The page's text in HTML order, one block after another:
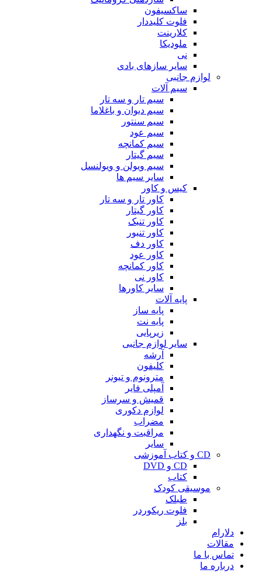
ساکسیفون
فلوت کلیددار
کلارینت
ملودیکا
نی
سایر سازهای بادی
لوازم جانبی
سیم آلات
سیم تار و سه تار
سیم دیوان و باغلاما
سیم سنتور
سیم عود
سیم کمانچه
سیم گیتار
سیم ویولن و ویولنسل
سایر سیم ها
کیس و کاور
کاور تار و سه تار
کاور گیتار
کاور تنبک
کاور تنبور
کاور دف
کاور عود
کاور کمانچه
کاور نی
سایر کاورها
پایه آلات
پایه ساز
پایه نت
زیرپایی
سایر لوازم جانبی
آرشه
کلیفون
مترونوم و تیونر
آمپلی فایر
قمیش و سرساز
لوازم دکوری
مضراب
مراقبت و نگهداری
سایر
CD و کتاب آموزشی
CD و DVD
کتاب
موسیقی کودک
طبلک
فلوت ریکوردر
بلز
دلارام
مقالات
تماس با ما
درباره ما